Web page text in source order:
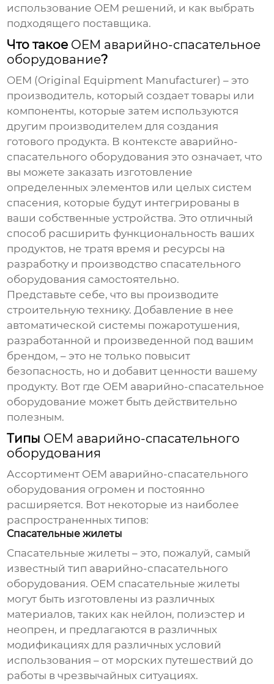
использование OEM решений, и как выбрать
подходящего поставщика.
Что такое OEM аварийно-спасательное
оборудование?
OEM (Original Equipment Manufacturer) – это
производитель, который создает товары или
компоненты, которые затем используются
другим производителем для создания
готового продукта. В контексте аварийно-
спасательного оборудования это означает, что
вы можете заказать изготовление
определенных элементов или целых систем
спасения, которые будут интегрированы в
ваши собственные устройства. Это отличный
способ расширить функциональность ваших
продуктов, не тратя время и ресурсы на
разработку и производство спасательного
оборудования самостоятельно.
Представьте себе, что вы производите
строительную технику. Добавление в нее
автоматической системы пожаротушения,
разработанной и произведенной под вашим
брендом, – это не только повысит
безопасность, но и добавит ценности вашему
продукту. Вот где OEM аварийно-спасательное
оборудование может быть действительно
полезным.
Типы OEM аварийно-спасательного
оборудования
Ассортимент OEM аварийно-спасательного
оборудования огромен и постоянно
расширяется. Вот некоторые из наиболее
распространенных типов:
Спасательные жилеты
Спасательные жилеты – это, пожалуй, самый
известный тип аварийно-спасательного
оборудования. OEM спасательные жилеты
могут быть изготовлены из различных
материалов, таких как нейлон, полиэстер и
неопрен, и предлагаются в различных
модификациях для различных условий
использования – от морских путешествий до
работы в чрезвычайных ситуациях.